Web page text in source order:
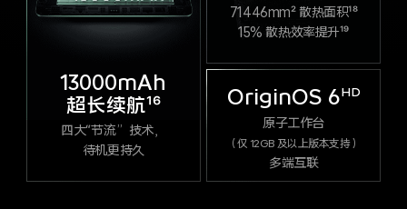
13000mAh
超长续航¹⁶
四大“节流”技术，
待机更持久
71446mm² 散热面积¹⁸
15% 散热效率提升¹⁹
OriginOS 6HD
原子工作台
（仅 12GB 及以上版本支持）
多端互联